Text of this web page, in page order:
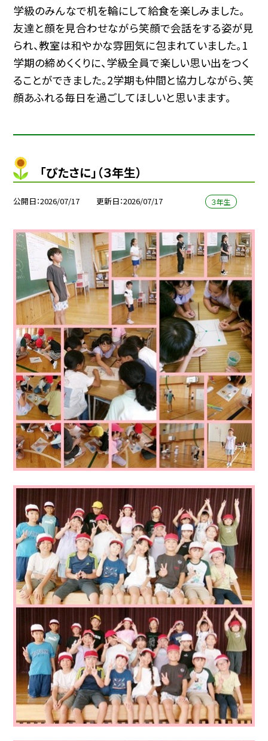
学級のみんなで机を輪にして給食を楽しみました。
友達と顔を見合わせながら笑顔で会話をする姿が見
られ、教室は和やかな雰囲気に包まれていました。1
学期の締めくくりに、学級全員で楽しい思い出をつく
ることができました。2学期も仲間と協力しながら、笑
顔あふれる毎日を過ごしてほしいと思いまます。
「ぴたさに」（３年生）
公開日 2026/07/17 更新日 2026/07/17 ３年生